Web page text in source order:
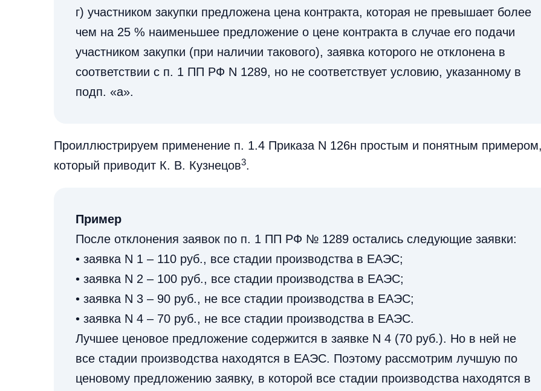
г) участником закупки предложена цена контракта, которая не превышает более
чем на 25 % наименьшее предложение о цене контракта в случае его подачи
участником закупки (при наличии такового), заявка которого не отклонена в
соответствии с п. 1 ПП РФ N 1289, но не соответствует условию, указанному в
подп. «а».
Проиллюстрируем применение п. 1.4 Приказа N 126н простым и понятным примером,
который приводит К. В. Кузнецов3.
Пример
После отклонения заявок по п. 1 ПП РФ № 1289 остались следующие заявки:
• заявка N 1 – 110 руб., все стадии производства в ЕАЭС;
• заявка N 2 – 100 руб., все стадии производства в ЕАЭС;
• заявка N 3 – 90 руб., не все стадии производства в ЕАЭС;
• заявка N 4 – 70 руб., не все стадии производства в ЕАЭС.
Лучшее ценовое предложение содержится в заявке N 4 (70 руб.). Но в ней не
все стадии производства находятся в ЕАЭС. Поэтому рассмотрим лучшую по
ценовому предложению заявку, в которой все стадии производства находятся в